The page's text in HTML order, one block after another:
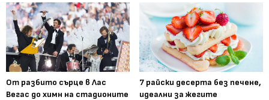
От разбито сърце в Лас
Вегас до химн на стадионите
7 райски десерта без печене,
идеални за жегите